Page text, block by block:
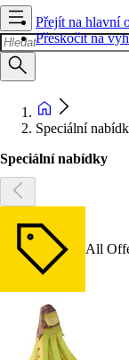
Přejít na hlavní
Přeskočit na
Speciální
Speciální nabídky
All